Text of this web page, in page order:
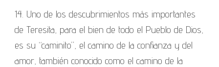
14. Uno de los descubrimientos más importantes
de Teresita, para el bien de todo el Pueblo de Dios,
es su “caminito”, el camino de la confianza y del
amor, también conocido como el camino de la